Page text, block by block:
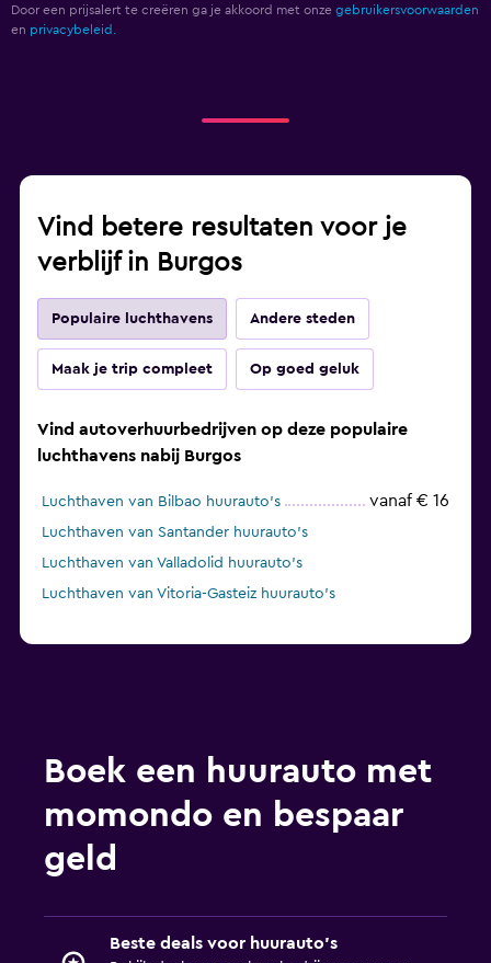
Door een prijsalert te creëren ga je akkoord met onze gebruikersvoorwaarden
en privacybeleid.
Vind betere resultaten voor je
verblijf in Burgos
Populaire luchthavens Andere steden
Maak je trip compleet Op goed geluk
Vind autoverhuurbedrijven op deze populaire
luchthavens nabij Burgos
Luchthaven van Bilbao huurauto's vanaf € 16
Luchthaven van Santander huurauto's
Luchthaven van Valladolid huurauto's
Luchthaven van Vitoria-Gasteiz huurauto's
Boek een huurauto met
momondo en bespaar
geld
Beste deals voor huurauto's